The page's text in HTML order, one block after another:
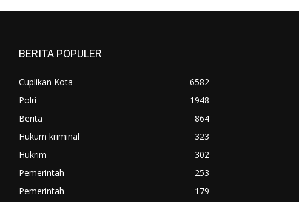
BERITA POPULER
Cuplikan Kota
6582
Polri
1948
Berita
864
Hukum kriminal
323
Hukrim
302
Pemerintah
253
Pemerintah
179